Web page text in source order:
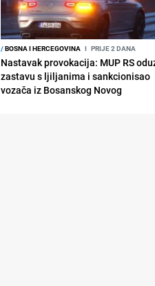
/BOSNA I HERCEGOVINA I PRIJE 2 DANA
Nastavak provokacija: MUP RS
zastavu s ljiljanima i sankcionisao
vozača iz Bosanskog Novog